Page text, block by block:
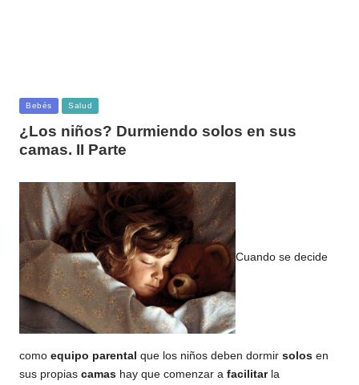
Publicada
Bebés Salud
¿Los niños? Durmiendo solos en sus
camas. II Parte
Cuando se decide
como equipo parental que los niños deben dormir solos en
sus propias camas hay que comenzar a facilitarla